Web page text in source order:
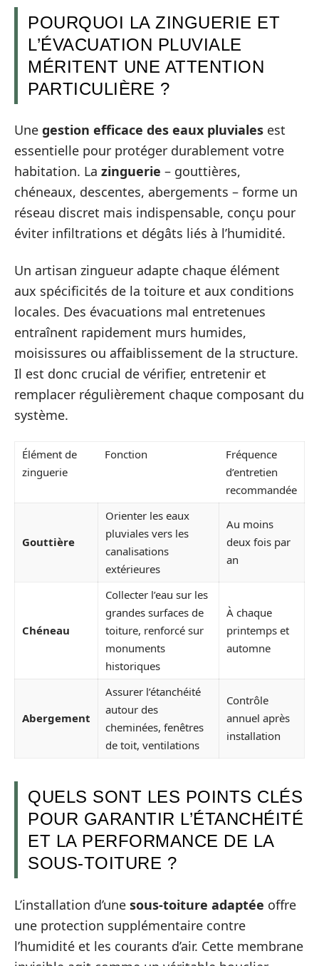
POURQUOI LA ZINGUERIE ET
L’ÉVACUATION PLUVIALE
MÉRITENT UNE ATTENTION
PARTICULIÈRE ?
Une gestion efficace des eaux pluviales est
essentielle pour protéger durablement votre
habitation. La zinguerie – gouttières,
chéneaux, descentes, abergements – forme un
réseau discret mais indispensable, conçu pour
éviter infiltrations et dégâts liés à l’humidité.
Un artisan zingueur adapte chaque élément
aux spécificités de la toiture et aux conditions
locales. Des évacuations mal entretenues
entraînent rapidement murs humides,
moisissures ou affaiblissement de la structure.
Il est donc crucial de vérifier, entretenir et
remplacer régulièrement chaque composant du
système.
Élément de
zinguerie
Fonction
Fréquence
d’entretien
recommandée
Gouttière
Orienter les eaux
pluviales vers les
canalisations
extérieures
Au moins
deux fois par
an
Chéneau
Collecter l’eau sur les
grandes surfaces de
toiture, renforcé sur
monuments
historiques
À chaque
printemps et
automne
Abergement
Assurer l’étanchéité
autour des
cheminées, fenêtres
de toit, ventilations
Contrôle
annuel après
installation
QUELS SONT LES POINTS CLÉS
POUR GARANTIR L’ÉTANCHÉITÉ
ET LA PERFORMANCE DE LA
SOUS-TOITURE ?
L’installation d’une sous-toiture adaptée offre
une protection supplémentaire contre
l’humidité et les courants d’air. Cette membrane